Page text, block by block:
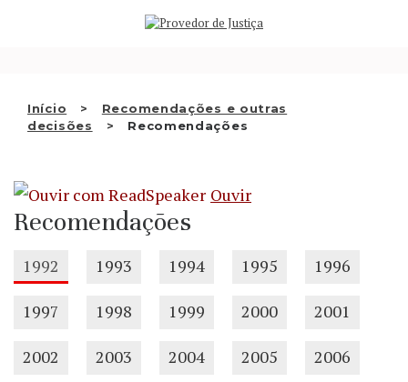
Início
Recomendações e outras
decisões
Recomendações
QUEM SOMOS
RECOMENDAÇÕES E OUTRAS
DECISÕES
APRESENTAR QUEIXA
PT
Ouvir
Recomendações
1992 1993 1994 1995 1996
1997 1998 1999 2000 2001
2002 2003 2004 2005 2006